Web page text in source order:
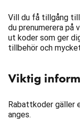
Vill du få tillgång
du prenumerera på
ut koder som ger
tillbehör och
Viktig
Rabattkoder gäller
anges.